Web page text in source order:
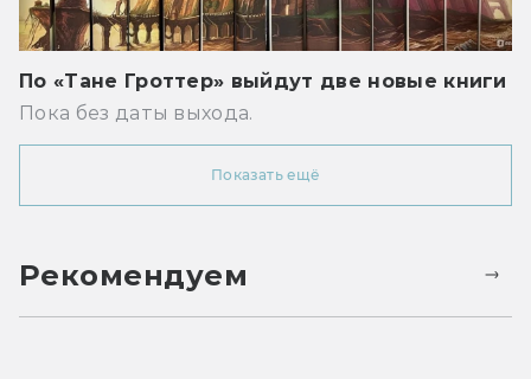
По «Тане Гроттер» выйдут две новые книги
Пока без даты выхода.
Показать ещё
Рекомендуем